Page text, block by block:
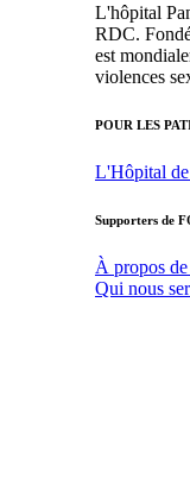
L'hôpital
RDC.
est
violences
POUR LES
L'Hôpital de
Supporters de
À propos
Qui nous